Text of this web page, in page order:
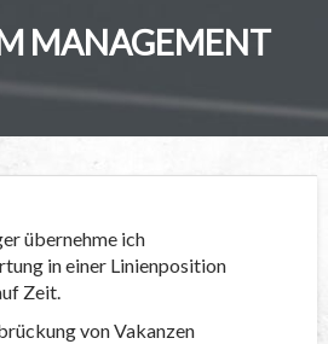
MANAGEMENT
übernehme ich
in einer Linienposition
Zeit.
von Vakanzen